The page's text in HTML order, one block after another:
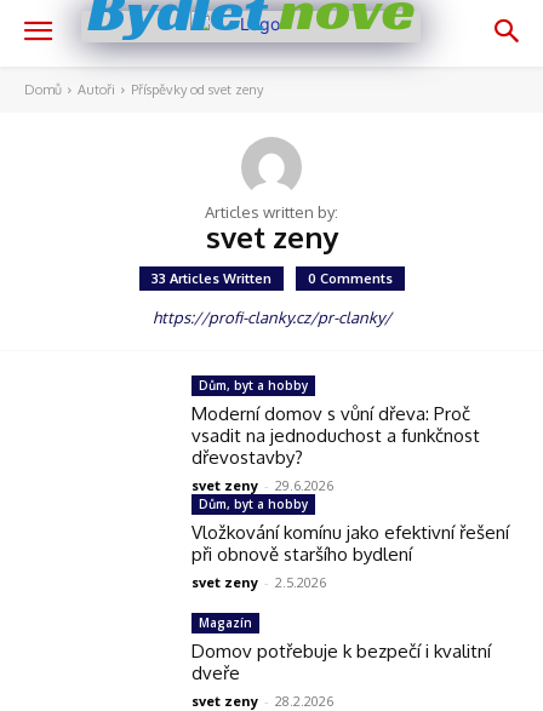
Domů Autoři Příspěvky od svet zeny
Articles written by:
svet zeny
33 Articles Written 0 Comments
https://profi-clanky.cz/pr-clanky/
Dům, byt a hobby
Moderní domov s vůní dřeva: Proč
vsadit na jednoduchost a funkčnost
dřevostavby?
svet zeny - 29.6.2026
Dům, byt a hobby
Vložkování komínu jako efektivní řešení
při obnově staršího bydlení
svet zeny - 2.5.2026
Magazín
Domov potřebuje k bezpečí i kvalitní
dveře
svet zeny - 28.2.2026